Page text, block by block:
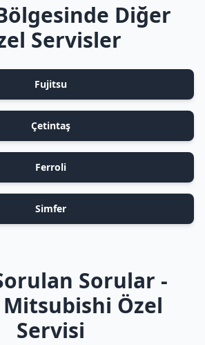
Diğer
Servisler
Fujitsu
Çetintaş
Ferroli
Simfer
Sorular -
Mitsubishi Özel
Servisi